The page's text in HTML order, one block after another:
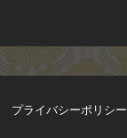
プライバシーポリシー